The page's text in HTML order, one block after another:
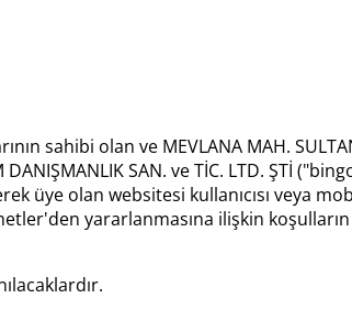
sahibi olan ve MEVLANA MAH.
DANIŞMANLIK SAN. ve TİC. LTD. ŞTİ
üye olan websitesi kullanıcısı veya
yararlanmasına ilişkin